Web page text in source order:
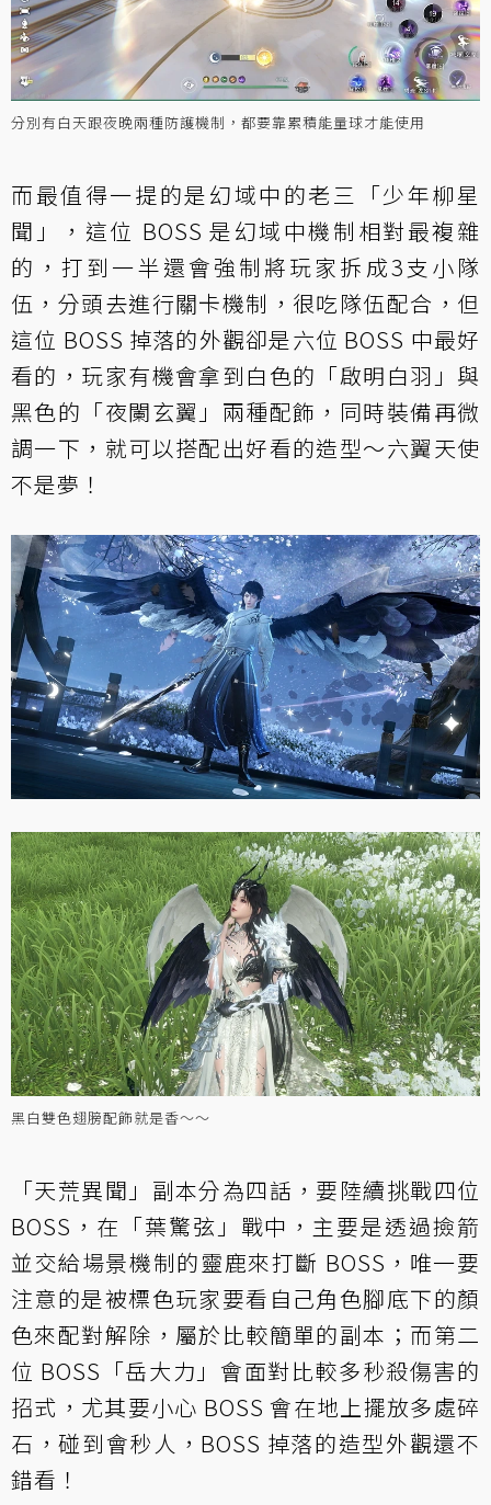
分別有白天跟夜晚兩種防護機制，都要靠累積能量球才能使用
而最值得一提的是幻域中的老三「少年柳星
聞」，這位 BOSS 是幻域中機制相對最複雜
的，打到一半還會強制將玩家拆成3支小隊
伍，分頭去進行關卡機制，很吃隊伍配合，但
這位 BOSS 掉落的外觀卻是六位 BOSS 中最好
看的，玩家有機會拿到白色的「啟明白羽」與
黑色的「夜闌玄翼」兩種配飾，同時裝備再微
調一下，就可以搭配出好看的造型～六翼天使
不是夢！
黑白雙色翅膀配飾就是香～～
「天荒異聞」副本分為四話，要陸續挑戰四位
BOSS，在「葉驚弦」戰中，主要是透過撿箭
並交給場景機制的靈鹿來打斷 BOSS，唯一要
注意的是被標色玩家要看自己角色腳底下的顏
色來配對解除，屬於比較簡單的副本；而第二
位 BOSS「岳大力」會面對比較多秒殺傷害的
招式，尤其要小心 BOSS 會在地上擺放多處碎
石，碰到會秒人，BOSS 掉落的造型外觀還不
錯看！